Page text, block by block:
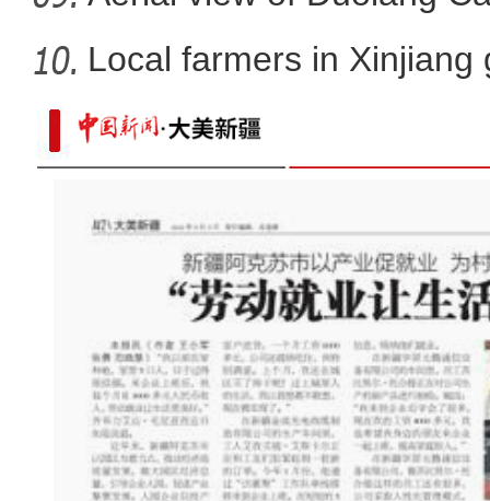
新疆：社会面疫情传播
Local farmers in Xinjiang